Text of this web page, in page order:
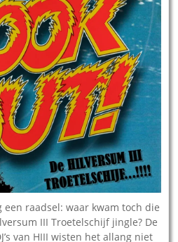
een raadsel: waar kwam toch die
III Troetelschijf jingle? De
van HIII wisten het allang niet